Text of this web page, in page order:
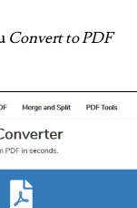
Convert to PDF